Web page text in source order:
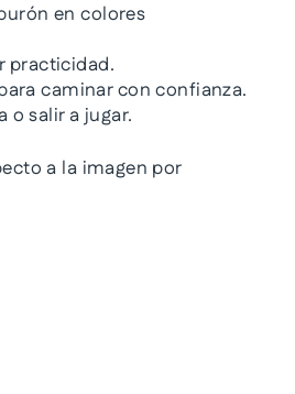
en colores
practicidad.
caminar con confianza.
o salir a jugar.
a la imagen por